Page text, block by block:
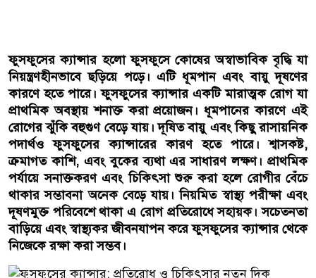
ফুসফুসের ক্যান্সার হলো ফুসফুসে কোষের অস্বাভাবিক বৃদ্ধি যা
নিয়ন্ত্রণহীনভাবে ছড়িয়ে পড়ে। এটি ধূমপান এবং বায়ু দূষণের
কারণে হতে পারে। ফুসফুসের ক্যান্সার একটি মারাত্মক রোগ যা
প্রাথমিক অবস্থায় শনাক্ত করা প্রয়োজন। ধূমপানের কারণে এই
রোগের ঝুঁকি বহুগুণ বেড়ে যায়। দূষিত বায়ু এবং কিছু রাসায়নিক
পদার্থও ফুসফুসের ক্যান্সারের কারণ হতে পারে। শ্বাসকষ্ট,
ক্রমাগত কাশি, এবং বুকের ব্যথা এর সাধারণ লক্ষণ। প্রাথমিক
পর্যায়ে সনাক্তকরণ এবং চিকিৎসা শুরু করা হলে রোগীর বেঁচে
থাকার সম্ভাবনা অনেক বেড়ে যায়। নিয়মিত স্বাস্থ্য পরীক্ষা এবং
দূষণমুক্ত পরিবেশে থাকা এ রোগ প্রতিরোধে সহায়ক। সচেতনতা
বাড়িয়ে এবং স্বাস্থ্যকর জীবনযাপন করে ফুসফুসের ক্যান্সার থেকে
নিজেকে রক্ষা করা সম্ভব।